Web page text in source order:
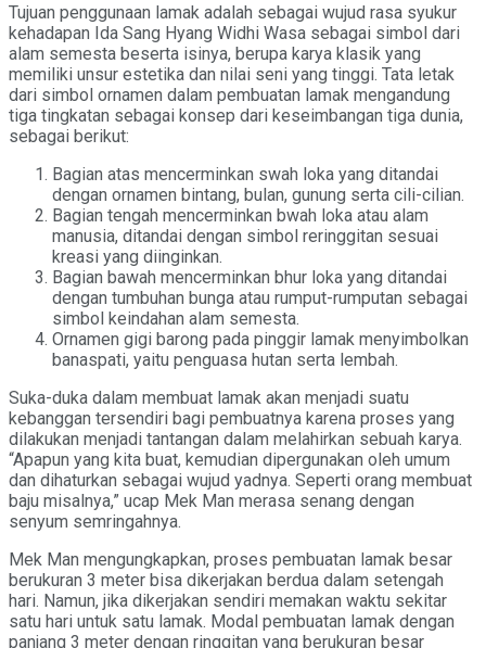
Tujuan penggunaan lamak adalah sebagai wujud rasa syukur
kehadapan Ida Sang Hyang Widhi Wasa sebagai simbol dari
alam semesta beserta isinya, berupa karya klasik yang
memiliki unsur estetika dan nilai seni yang tinggi. Tata letak
dari simbol ornamen dalam pembuatan lamak mengandung
tiga tingkatan sebagai konsep dari keseimbangan tiga dunia,
sebagai berikut:
Bagian atas mencerminkan swah loka yang ditandai
dengan ornamen bintang, bulan, gunung serta cili-cilian.
Bagian tengah mencerminkan bwah loka atau alam
manusia, ditandai dengan simbol reringgitan sesuai
kreasi yang diinginkan.
Bagian bawah mencerminkan bhur loka yang ditandai
dengan tumbuhan bunga atau rumput-rumputan sebagai
simbol keindahan alam semesta.
Ornamen gigi barong pada pinggir lamak menyimbolkan
banaspati, yaitu penguasa hutan serta lembah.
Suka-duka dalam membuat lamak akan menjadi suatu
kebanggan tersendiri bagi pembuatnya karena proses yang
dilakukan menjadi tantangan dalam melahirkan sebuah karya.
“Apapun yang kita buat, kemudian dipergunakan oleh umum
dan dihaturkan sebagai wujud yadnya. Seperti orang membuat
baju misalnya,” ucap Mek Man merasa senang dengan
senyum semringahnya.
Mek Man mengungkapkan, proses pembuatan lamak besar
berukuran 3 meter bisa dikerjakan berdua dalam setengah
hari. Namun, jika dikerjakan sendiri memakan waktu sekitar
satu hari untuk satu lamak. Modal pembuatan lamak dengan
panjang 3 meter dengan ringgitan yang berukuran besar